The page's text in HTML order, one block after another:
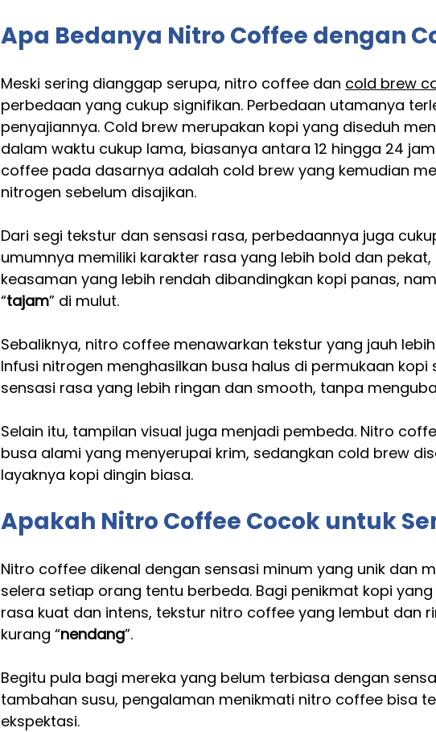
Apa Bedanya Nitro Coffee dengan
Meski sering dianggap serupa, nitro coffee dan cold brew
perbedaan yang cukup signifikan. Perbedaan utamanya
penyajiannya. Cold brew merupakan kopi yang diseduh
dalam waktu cukup lama, biasanya antara 12 hingga 24
coffee pada dasarnya adalah cold brew yang kemudian
nitrogen sebelum disajikan.
Dari segi tekstur dan sensasi rasa, perbedaannya juga
umumnya memiliki karakter rasa yang lebih bold dan
keasaman yang lebih rendah dibandingkan kopi panas,
“tajam” di mulut.
Sebaliknya, nitro coffee menawarkan tekstur yang jauh
Infusi nitrogen menghasilkan busa halus di permukaan kopi
sensasi rasa yang lebih ringan dan smooth, tanpa
Selain itu, tampilan visual juga menjadi pembeda. Nitro
busa alami yang menyerupai krim, sedangkan cold brew
layaknya kopi dingin biasa.
Apakah Nitro Coffee Cocok untuk
Nitro coffee dikenal dengan sensasi minum yang unik dan
selera setiap orang tentu berbeda. Bagi penikmat kopi
rasa kuat dan intens, tekstur nitro coffee yang lembut dan
kurang “nendang”.
Begitu pula bagi mereka yang belum terbiasa dengan
tambahan susu, pengalaman menikmati nitro coffee bisa
ekspektasi.